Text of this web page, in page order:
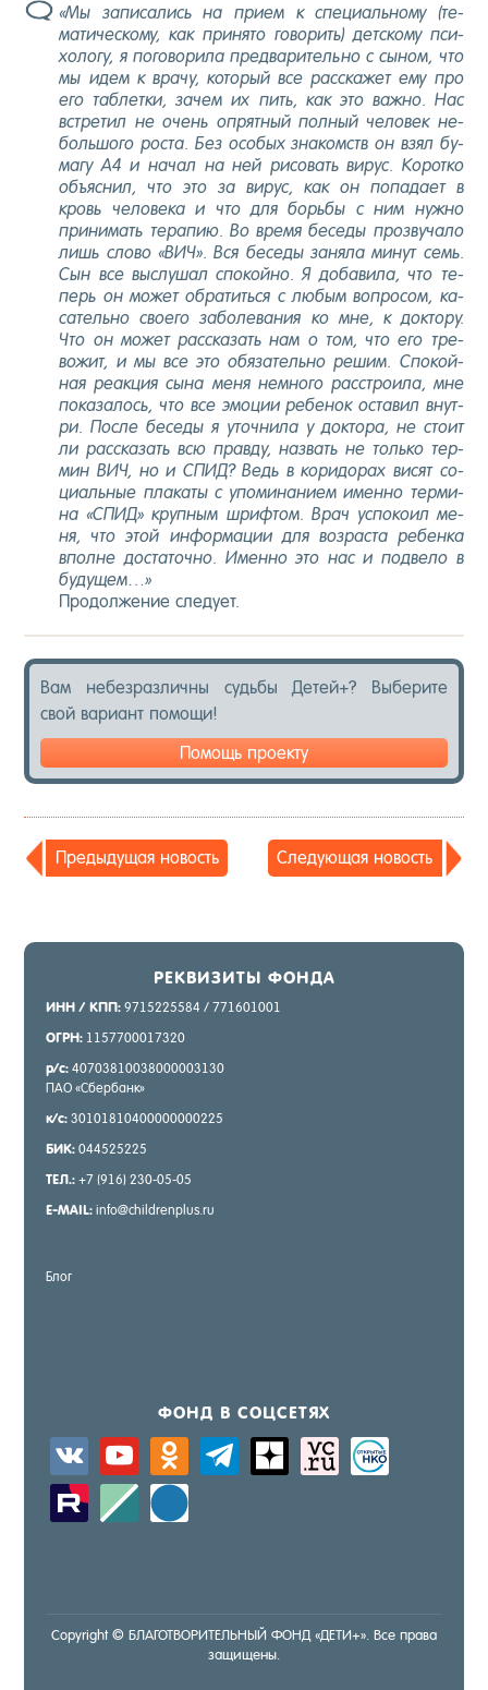
«Мы за­писа­лись на при­ем к спе­ци­аль­но­му (те­
мати­чес­ко­му, как при­нято го­ворить) дет­ско­му пси­
холо­гу, я по­гово­рила пред­ва­ритель­но с сы­ном, что
мы идем к вра­чу, ко­торый все рас­ска­жет ему про
его таб­летки, за­чем их пить, как это важ­но. Нас
встре­тил не очень оп­рятный пол­ный че­ловек не­
боль­шо­го рос­та. Без осо­бых зна­комств он взял бу­
магу А4 и на­чал на ней ри­совать ви­рус. Ко­рот­ко
объ­яс­нил, что это за ви­рус, как он по­пада­ет в
кровь че­лове­ка и что для борь­бы с ним нуж­но
при­нимать те­рапию. Во вре­мя бе­седы проз­ву­чало
лишь сло­во «ВИЧ». Вся бе­седы за­няла ми­нут семь.
Сын все выс­лу­шал спо­кой­но. Я до­бави­ла, что те­
перь он мо­жет об­ра­тить­ся с лю­бым воп­ро­сом, ка­
сатель­но сво­его за­боле­вания ко мне, к док­то­ру.
Что он мо­жет рас­ска­зать нам о том, что его тре­
вожит, и мы все это обя­затель­но ре­шим. Спо­кой­
ная ре­ак­ция сы­на ме­ня нем­но­го расс­тро­ила, мне
по­каза­лось, что все эмо­ции ре­бенок ос­та­вил внут­
ри. Пос­ле бе­седы я уточ­ни­ла у док­то­ра, не сто­ит
ли рас­ска­зать всю прав­ду, наз­вать не толь­ко тер­
мин ВИЧ, но и СПИД? Ведь в ко­ридо­рах ви­сят со­
ци­аль­ные пла­каты с упо­мина­ни­ем имен­но тер­ми­
на «СПИД» круп­ным шриф­том. Врач ус­по­ко­ил ме­
ня, что этой ин­форма­ции для воз­раста ре­бен­ка
впол­не дос­та­точ­но. Имен­но это нас и под­ве­ло в
бу­дущем…»
Про­дол­же­ние сле­ду­ет.
Вам не­без­различ­ны судь­бы Де­тей+? Вы­бери­те
свой ва­ри­ант по­мощи!
Помощь проекту
Пре­дыду­щая но­вость Сле­ду­ющая но­вость
РЕК­ВИ­ЗИТЫ ФОН­ДА
ИНН / КПП: 9715225584 / 771601001
ОГРН: 1157700017320
р/с: 40703810038000003130
ПАО «Сбер­банк»
к/с: 30101810400000000225
БИК: 044525225
ТЕЛ.: +7 (916) 230-05-05
E-MAIL: info@childrenplus.ru
Блог
ФОНД В СОЦ­СЕ­ТЯХ
vkontakteyoutube odnoklassnikitelegramzen-
yandex
sitemap activity
zerply standardwindows
Copyright © БЛА­ГОТ­ВО­РИТЕЛЬ­НЫЙ ФОНД «ДЕ­ТИ+». Все пра­ва
за­щище­ны.